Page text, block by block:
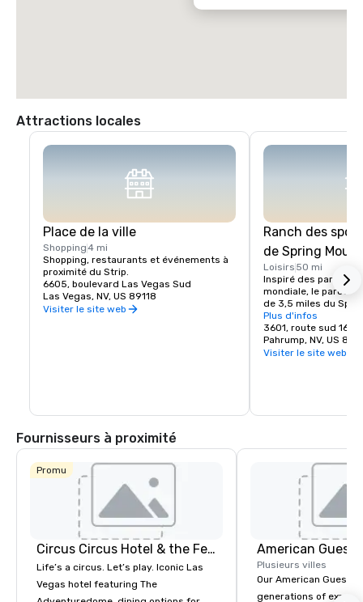
Attractions locales
Place de la ville
Shopping4 mi
Shopping, restaurants et événements à
proximité du Strip.
6605, boulevard Las Vegas Sud
Las Vegas, NV, US 89118
Visiter le site web
Ranch des
de Spring
Loisirs 50 mi
Inspiré des parcours
mondiale, le
de 3,5 miles du
Motorsports Ranch,
différentes
éléments
du Grand Prix de
inclinés, des angles
Plus d'infos
3601, route sud 160
Pahrump, NV, US
Visiter le site web
Fournisseurs à proximité
Promu
Circus Circus Hotel & the Festival Grounds
Life’s a circus. Let’s play. Iconic Las
Vegas hotel featuring The
American Guest
Plusieurs villes
Our American Guest
generations of